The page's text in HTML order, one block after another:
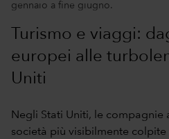
gennaio a fine giugno.
Turismo e viaggi:
europei alle
Uniti
Negli Stati Uniti, le compagnie
società più visibilmente